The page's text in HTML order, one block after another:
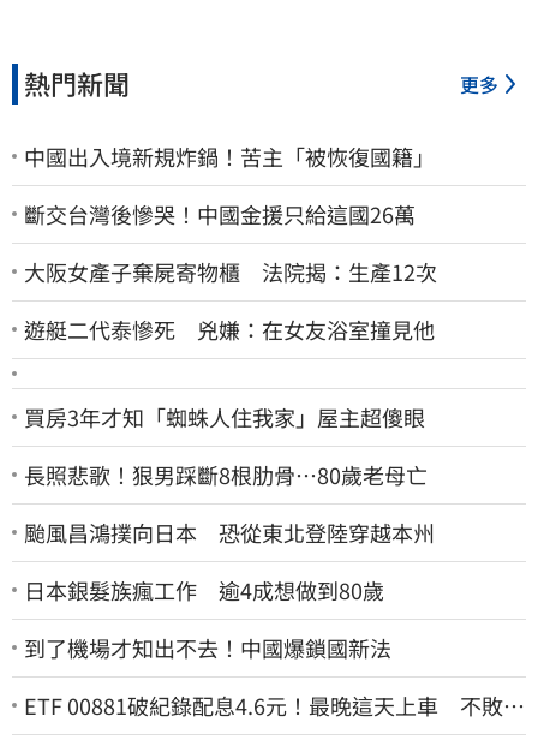
熱門新聞 更多
中國出入境新規炸鍋！苦主「被恢復國籍」
斷交台灣後慘哭！中國金援只給這國26萬
大阪女產子棄屍寄物櫃 法院揭：生產12次
遊艇二代泰慘死 兇嫌：在女友浴室撞見他
買房3年才知「蜘蛛人住我家」屋主超傻眼
長照悲歌！狠男踩斷8根肋骨…80歲老母亡
颱風昌鴻撲向日本 恐從東北登陸穿越本州
日本銀髮族瘋工作 逾4成想做到80歲
到了機場才知出不去！中國爆鎖國新法
ETF 00881破紀錄配息4.6元！最晚這天上車 不敗教
主讚：表現超越0050